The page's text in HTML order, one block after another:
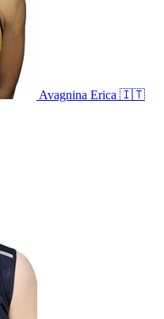
Avagnina Erica 🇮🇹